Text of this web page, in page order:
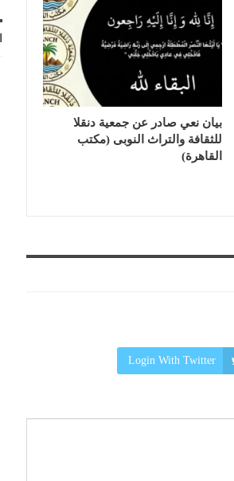
بيان نعي صادر عن جمعية دنقلا
للثقافة والتراث النوبى (مكتب
القاهرة)
Login With Twitter